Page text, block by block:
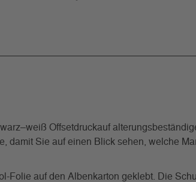
Offsetdruckauf
Sie auf einen Blick sehen, welche
Folie auf den Albenkarton geklebt. Die